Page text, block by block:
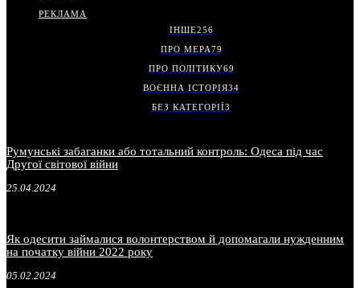
РЕКЛАМА
ІНШЕ256
ПРО МЕРА79
ПРО ПОЛІТИКУ69
ВОЄННА ІСТОРІЯ34
БЕЗ КАТЕГОРІЇ3
Румунські забаганки або тотальний контроль: Одеса під час
Другої світової війни
25.04.2024
Як одесити займалися волонтерством й допомагали нужденним
на початку війни 2022 року
05.02.2024